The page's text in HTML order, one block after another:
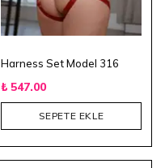
Harness Set Model 316
₺ 547.00
SEPETE EKLE